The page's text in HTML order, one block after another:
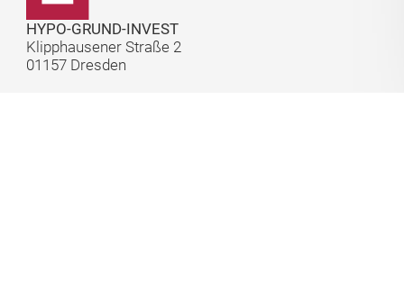
HYPO-GRUND-INVEST
Klipphausener Straße 2
01157 Dresden